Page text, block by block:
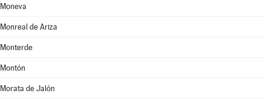
Moneva
Monreal de Ariza
Monterde
Montón
Morata de Jalón